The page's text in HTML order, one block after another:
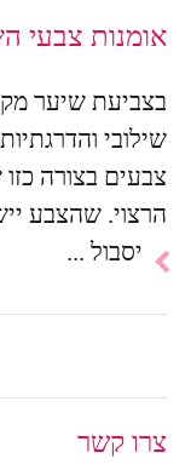
אומנות צבעי
בצביעת שיער
שילובי
צבעים בצורה כזו
הרצוי. שהצבע
יסבול ...
להמשך
צרו קשר